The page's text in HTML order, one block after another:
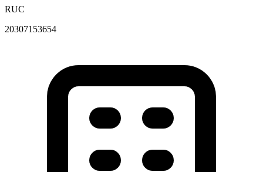
RUC
20307153654